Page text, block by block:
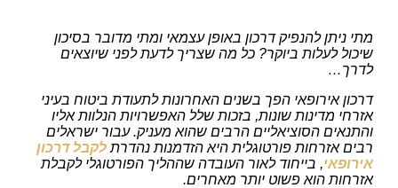
מתי ניתן להנפיק דרכון באופן עצמאי ומתי מדובר בסיכון
שיכול לעלות ביוקר? כל מה שצריך לדעת לפני שיוצאים
לדרך…
דרכון אירופאי הפך בשנים האחרונות לתעודת ביטוח בעיני
אזרחי מדינות שונות, בזכות שלל האפשרויות הנלוות אליו
והתנאים הסוציאליים הרבים שהוא מעניק. עבור ישראלים
רבים אזרחות פורטוגלית היא הזדמנות נהדרת לקבל דרכון
אירופאי, בייחוד לאור העובדה שההליך הפורטוגלי לקבלת
אזרחות הוא פשוט יותר מאחרים.